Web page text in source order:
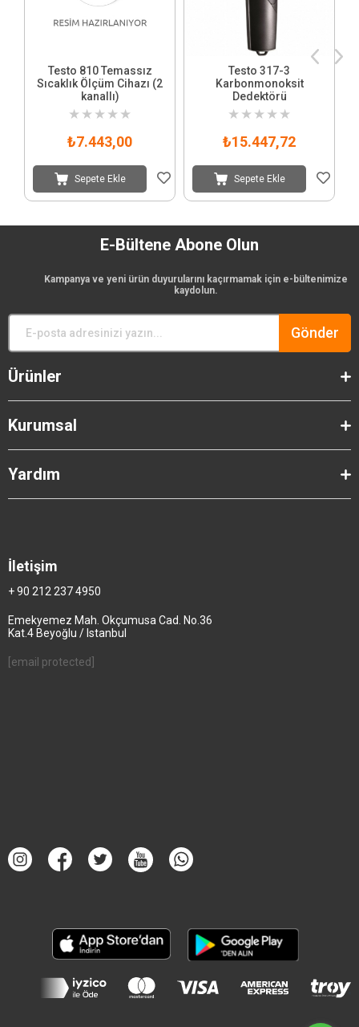
Testo 810 Temassız
Sıcaklık Ölçüm Cihazı (2
kanallı)
★ ★ ★ ★ ★
₺7.443,00
Sepete Ekle
Testo 317-3
Karbonmonoksit
Dedektörü
★ ★ ★ ★ ★
₺15.447,72
Sepete Ekle
E-Bültene Abone Olun
Kampanya ve yeni ürün duyurularını kaçırmamak için e-bültenimize
kaydolun.
Gönder
Ürünler
Kurumsal
Yardım
İletişim
+ 90 212 237 4950
Emekyemez Mah. Okçumusa Cad. No.36
Kat.4 Beyoğlu / Istanbul
[email protected]